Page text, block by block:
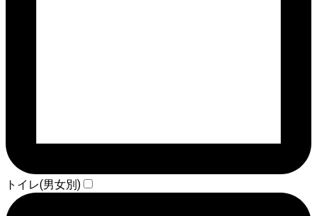
トイレ(男女別)